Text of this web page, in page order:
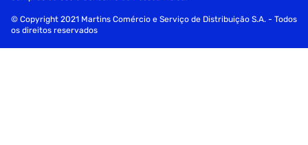
© Copyright 2021 Martins Comércio e Serviço de Distribuição S.A. - Todos
os direitos reservados